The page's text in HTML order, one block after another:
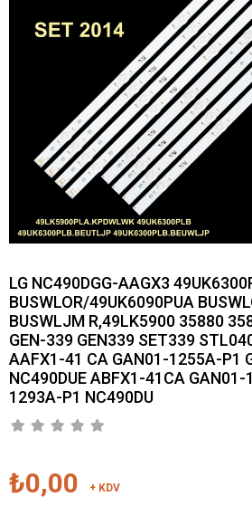
LG NC490DGG-AAGX3
BUSWLOR/49UK6090PUA
BUSWLJM R,49LK5900 35880
GEN-339 GEN339 SET339
AAFX1-41 CA GAN01-1255A-P1
NC490DUE ABFX1-41CA
1293A-P1 NC490DU
₺0,00 + KDV